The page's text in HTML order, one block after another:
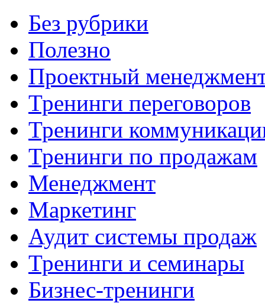
Без рубрики
Полезно
Проектный
Тренинги переговоров
Тренинги
Тренинги по продажам
Менеджмент
Маркетинг
Аудит системы продаж
Тренинги и семинары
Бизнес-тренинги